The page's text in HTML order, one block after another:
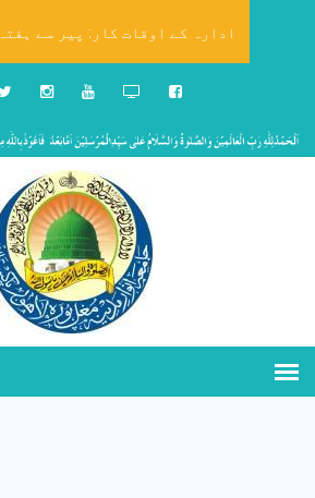
8.00 - 18.00 ادارہ کے اوقات کار: پیر سے ہفتہ